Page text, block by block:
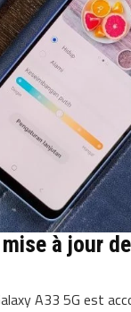
à jour
A33 5G est